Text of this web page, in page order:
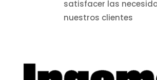
satisfacer las
nuestros clientes